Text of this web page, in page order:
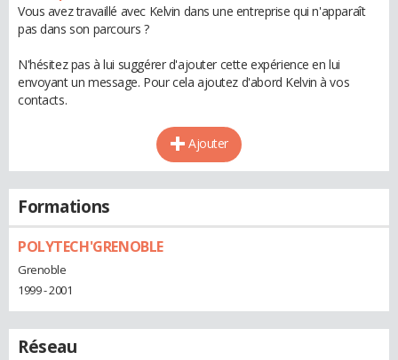
Vous avez travaillé avec Kelvin dans une entreprise qui n'apparaît
pas dans son parcours ?
N'hésitez pas à lui suggérer d'ajouter cette expérience en lui
envoyant un message. Pour cela ajoutez d'abord Kelvin à vos
contacts.
Ajouter
Formations
POLYTECH'GRENOBLE
Grenoble
1999 - 2001
Réseau